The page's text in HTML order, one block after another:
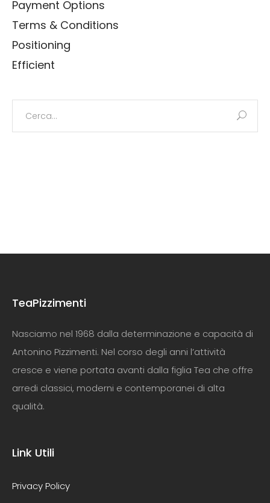
Payment Options
Terms & Conditions
Positioning
Efficient
TeaPizzimenti
Nasciamo nel 1968 dalla determinazione e capacità di
Antonino Pizzimenti. Nel corso degli anni l’attività
cresce e viene portata avanti dalla figlia Tea che offre
arredi classici, moderni e contemporanei di alta
qualità.
Link Utili
Privacy Policy